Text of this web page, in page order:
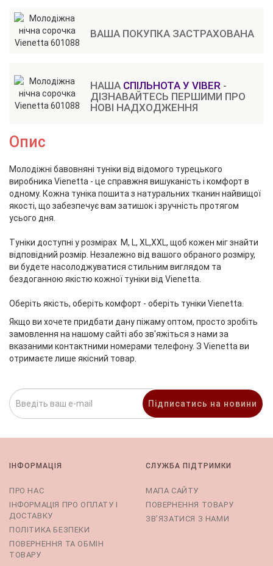
ВАША ПОКУПКА ЗАСТРАХОВАНА
НАША СПІЛЬНОТА У VIBER -
ДІЗНАВАЙТЕСЬ ПЕРШИМИ ПРО
НОВІ НАДХОДЖЕННЯ
Опис
Молодіжні бавовняні туніки від відомого турецького
виробника Vienetta - це справжня вишуканість і комфорт в
одному. Кожна туніка пошита з натуральних тканин найвищої
якості, що забезпечує вам затишок і зручність протягом
усього дня.
Туніки доступні у розмірах M, L, XL,XXL, щоб кожен міг знайти
відповідний розмір. Незалежно від вашого обраного розміру,
ви будете насолоджуватися стильним виглядом та
бездоганною якістю кожної туніки від Vienetta.
Оберіть якість, оберіть комфорт - оберіть туніки Vienetta.
Якщо ви хочете придбати дану піжаму оптом, просто зробіть
замовлення на нашому сайті або зв'яжіться з нами за
вказаними контактними номерами телефону. З Vienetta ви
отримаєте лише якісний товар.
Підписатись на новини
ІНФОРМАЦІЯ
ПРО НАС
ІНФОРМАЦІЯ ПРО ОПЛАТУ І
ДОСТАВКУ
ПОЛІТИКА БЕЗПЕКИ
ПОВЕРНЕННЯ ТА ОБМІН
ТОВАРУ
СЛУЖБА ПІДТРИМКИ
МАПА САЙТУ
ПОВЕРНЕННЯ ТОВАРУ
ЗВ’ЯЗАТИСЯ З НАМИ